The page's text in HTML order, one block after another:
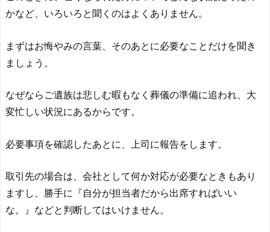
かなど、いろいろと聞くのはよくありません。
まずはお悔やみの言葉、そのあとに必要なことだけを聞き
ましょう。
なぜならご遺族は悲しむ暇もなく葬儀の準備に追われ、大
変忙しい状況にあるからです。
必要事項を確認したあとに、上司に報告をします。
取引先の場合は、会社として何か対応が必要なときもあり
ますし、勝手に『自分が担当者だから出席すればいい
な。』などと判断してはいけません。